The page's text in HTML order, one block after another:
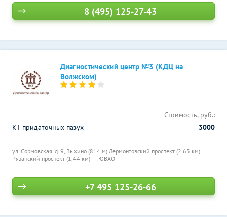
8 (495) 125-27-43
Диагностический центр №3 (КДЦ на
Волжском)
ул. Сормовская, д. 9, Выхино (814 м) Лермонтовский проспект (2.63 км)
Рязанский проспект (1.44 км)
ЮВАО
Стоимость, руб.:
КТ придаточных пазух
3000
+7 495 125-26-66